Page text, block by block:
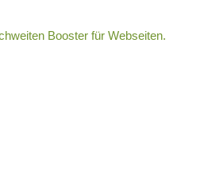
Booster für Webseiten.